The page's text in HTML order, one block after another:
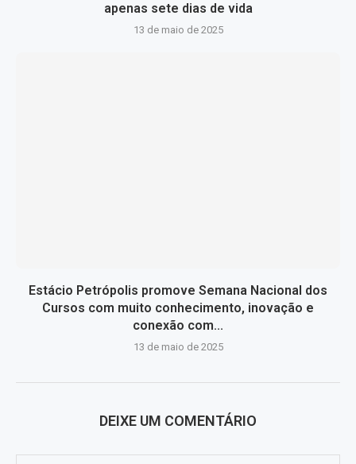
apenas sete dias de vida
13 de maio de 2025
Estácio Petrópolis promove Semana Nacional dos
Cursos com muito conhecimento, inovação e
conexão com...
13 de maio de 2025
DEIXE UM COMENTÁRIO